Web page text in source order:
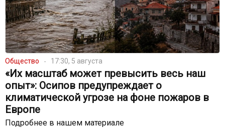
Общество 17:30, 5 августа
«Их масштаб может превысить весь наш
опыт»: Осипов предупреждает о
климатической угрозе на фоне пожаров в
Европе
Подробнее в нашем материале